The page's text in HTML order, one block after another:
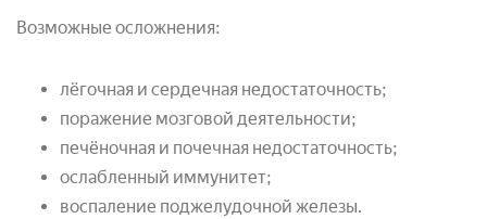
Возможные осложнения:
лёгочная и сердечная недостаточность;
поражение мозговой деятельности;
печёночная и почечная недостаточность;
ослабленный иммунитет;
воспаление поджелудочной железы.